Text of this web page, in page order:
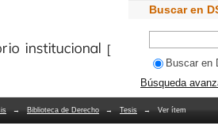
Buscar en
Buscar en
Búsqueda
→ Biblioteca de Derecho → Tesis → Ver ítem